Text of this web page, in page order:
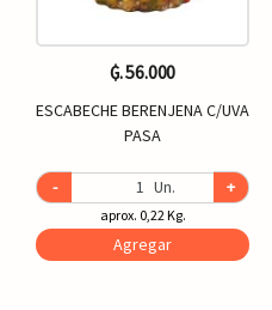
₲. 56.000
ESCABECHE BERENJENA C/UVA
PASA
- Un. +
aprox. 0,22 Kg.
Agregar